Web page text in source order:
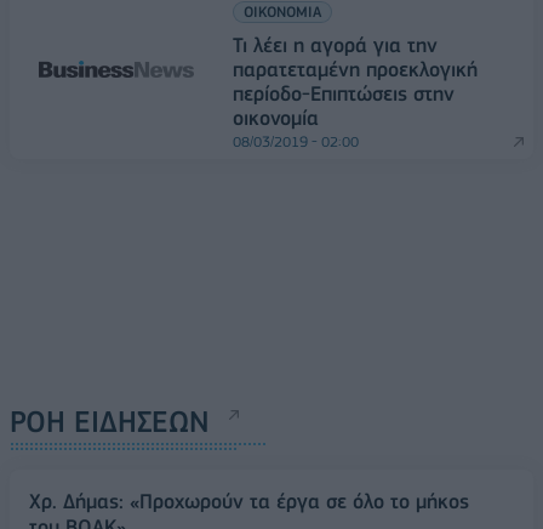
ΟΙΚΟΝΟΜΙΑ
Τι λέει η αγορά για την
παρατεταμένη προεκλογική
περίοδο-Επιπτώσεις στην
οικονομία
08/03/2019 - 02:00
ΡΟΗ ΕΙΔΗΣΕΩΝ
Χρ. Δήμας: «Προχωρούν τα έργα σε όλο το μήκος